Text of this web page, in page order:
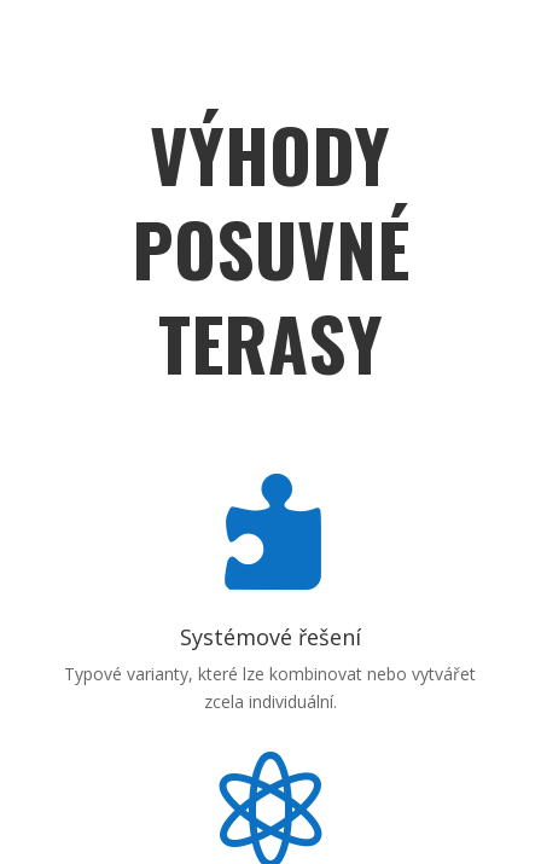
VÝHODY
POSUVNÉ
TERASY

Systémové řešení
Typové varianty, které lze kombinovat nebo vytvářet
zcela individuální.
